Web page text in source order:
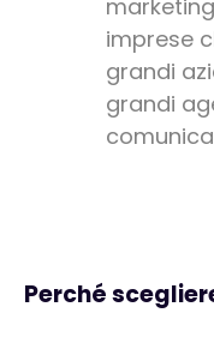
imprese
grandi
grandi
Perché